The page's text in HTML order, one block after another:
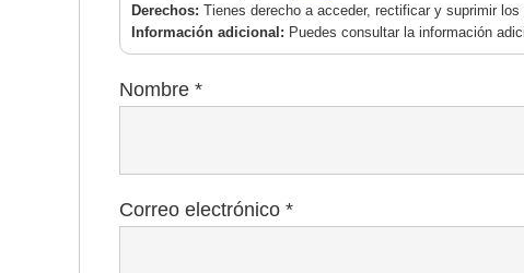
Derechos: Tienes derecho a acceder, rectificar y suprimir
Información adicional: Puedes consultar la información
Nombre *
Correo electrónico *